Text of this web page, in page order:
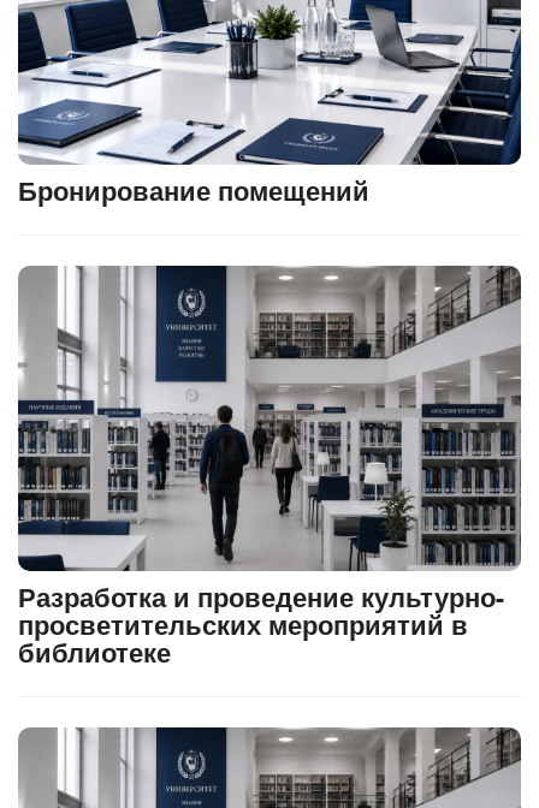
Бронирование помещений
Разработка и проведение культурно-
просветительских мероприятий в
библиотеке